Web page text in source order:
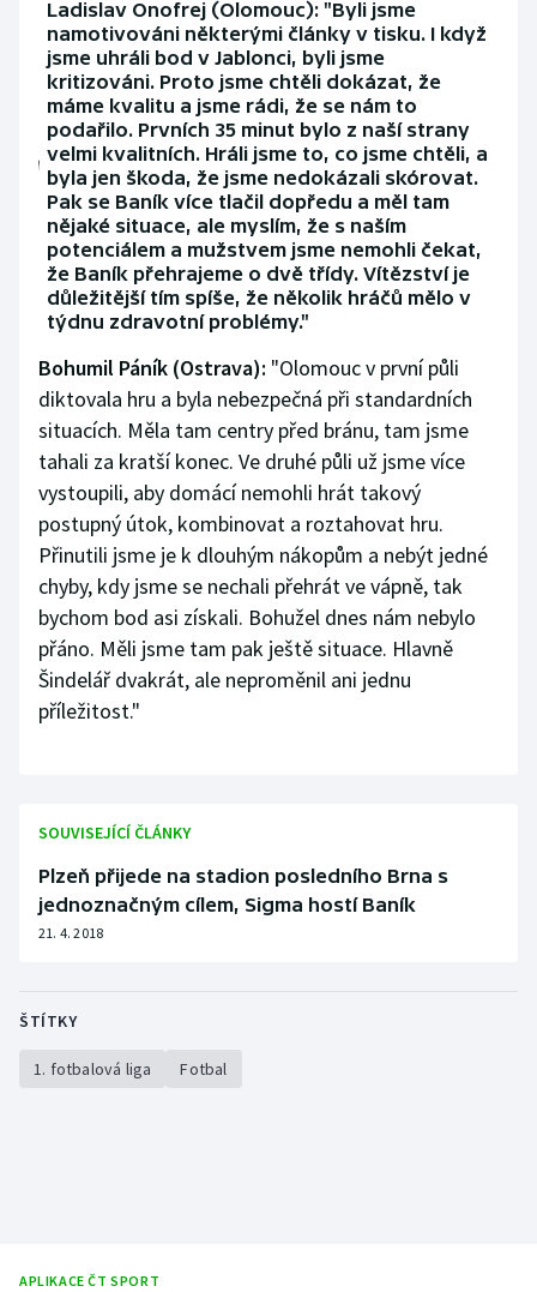
Ladislav Onofrej (Olomouc): "Byli jsme
namotivováni některými články v tisku. I když
jsme uhráli bod v Jablonci, byli jsme
kritizováni. Proto jsme chtěli dokázat, že
máme kvalitu a jsme rádi, že se nám to
podařilo. Prvních 35 minut bylo z naší strany
velmi kvalitních. Hráli jsme to, co jsme chtěli, a
byla jen škoda, že jsme nedokázali skórovat.
Pak se Baník více tlačil dopředu a měl tam
nějaké situace, ale myslím, že s naším
potenciálem a mužstvem jsme nemohli čekat,
že Baník přehrajeme o dvě třídy. Vítězství je
důležitější tím spíše, že několik hráčů mělo v
týdnu zdravotní problémy."
Bohumil Páník (Ostrava): "Olomouc v první půli
diktovala hru a byla nebezpečná při standardních
situacích. Měla tam centry před bránu, tam jsme
tahali za kratší konec. Ve druhé půli už jsme více
vystoupili, aby domácí nemohli hrát takový
postupný útok, kombinovat a roztahovat hru.
Přinutili jsme je k dlouhým nákopům a nebýt jedné
chyby, kdy jsme se nechali přehrát ve vápně, tak
bychom bod asi získali. Bohužel dnes nám nebylo
přáno. Měli jsme tam pak ještě situace. Hlavně
Šindelář dvakrát, ale neproměnil ani jednu
příležitost."
SOUVISEJÍCÍ ČLÁNKY
Plzeň přijede na stadion posledního Brna s
jednoznačným cílem, Sigma hostí Baník
21. 4. 2018
ŠTÍTKY
1. fotbalová liga Fotbal
APLIKACE ČT SPORT